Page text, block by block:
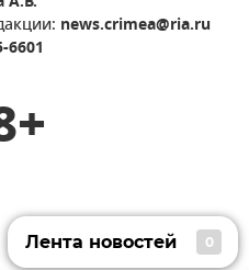
news.crimea@ria.ru
6601
Лента новостей 0